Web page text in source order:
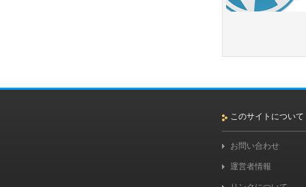
このサイトについて
お問い合わせ
運営者情報